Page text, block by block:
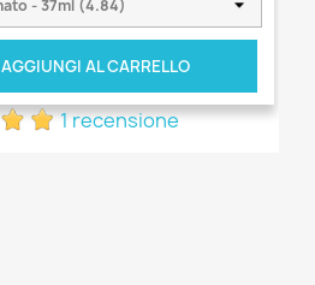
AGGIUNGI AL CARRELLO
1 recensione